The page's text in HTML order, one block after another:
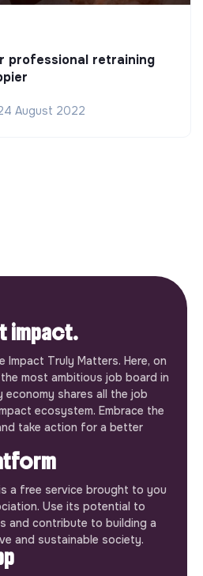
professional retraining
August 2022
impact.
Impact Truly Matters. Here, on
most ambitious job board in
shares all the job
ecosystem. Embrace the
take action for a better
a free service brought to you
Use its potential to
and contribute to building a
and sustainable society.